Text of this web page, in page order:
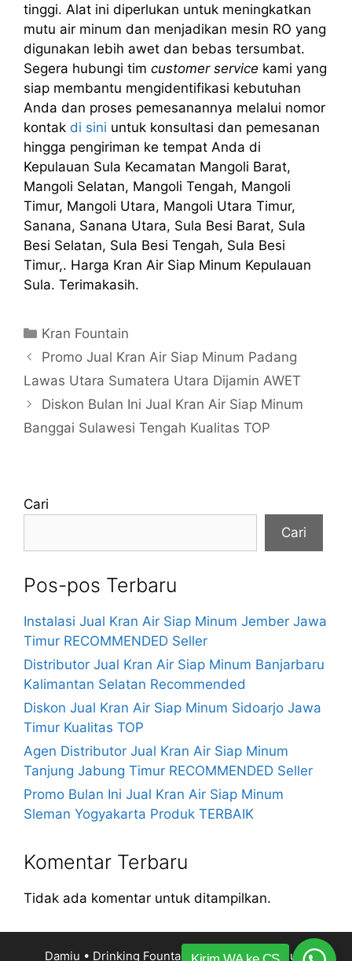
tinggi. Alat ini diperlukan untuk meningkatkan
mutu air minum dan menjadikan mesin RO yang
digunakan lebih awet dan bebas tersumbat.
Segera hubungi tim customer service kami yang
siap membantu mengidentifikasi kebutuhan
Anda dan proses pemesanannya melalui nomor
kontak di sini untuk konsultasi dan pemesanan
hingga pengiriman ke tempat Anda di
Kepulauan Sula Kecamatan Mangoli Barat,
Mangoli Selatan, Mangoli Tengah, Mangoli
Timur, Mangoli Utara, Mangoli Utara Timur,
Sanana, Sanana Utara, Sula Besi Barat, Sula
Besi Selatan, Sula Besi Tengah, Sula Besi
Timur,. Harga Kran Air Siap Minum Kepulauan
Sula. Terimakasih.
Kategori
Kran Fountain
Promo Jual Kran Air Siap Minum Padang
Lawas Utara Sumatera Utara Dijamin AWET
Diskon Bulan Ini Jual Kran Air Siap Minum
Banggai Sulawesi Tengah Kualitas TOP
Cari
Cari
Pos-pos Terbaru
Instalasi Jual Kran Air Siap Minum Jember Jawa
Timur RECOMMENDED Seller
Distributor Jual Kran Air Siap Minum Banjarbaru
Kalimantan Selatan Recommended
Diskon Jual Kran Air Siap Minum Sidoarjo Jawa
Timur Kualitas TOP
Agen Distributor Jual Kran Air Siap Minum
Tanjung Jabung Timur RECOMMENDED Seller
Promo Bulan Ini Jual Kran Air Siap Minum
Sleman Yogyakarta Produk TERBAIK
Komentar Terbaru
Tidak ada komentar untuk ditampilkan.
Damiu • Drinking Fountain Kran Air Siap Minum